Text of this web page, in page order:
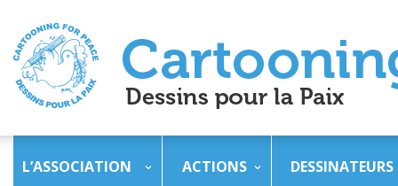
L’ASSOCIATION ACTIONS DESSINATEURS